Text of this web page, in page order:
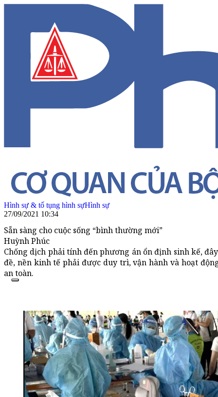
Hình sự & tố tụng hình sựHình sự
27/09/2021 10:34
Sẵn sàng cho cuộc sống “bình thường mới”
Huỳnh Phúc
Chống dịch phải tính đến phương án ổn định sinh kế,
đề, nền kinh tế phải được duy trì, vận hành và hoạt
an toàn.